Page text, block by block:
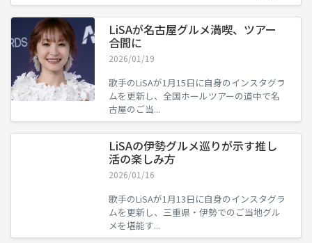
LiSAが名古屋グルメ満喫、ツアー
合間に
2026/01/19
歌手のLiSAが1月15日に自身のインスタグラ
ムを更新し、全国ホールツアーの道中で名
古屋のご当...
LiSAの伊勢グルメ巡りが示す推し
活の楽しみ方
2026/01/16
歌手のLiSAが1月13日に自身のインスタグラ
ムを更新し、三重県・伊勢でのご当地グル
メを堪能す...